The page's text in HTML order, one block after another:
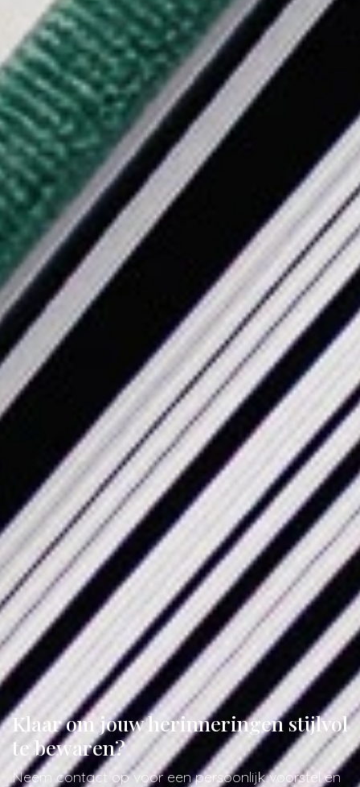
Klaar om jouw herinneringen stijlvol
te bewaren?
Neem contact op voor een persoonlijk voorstel en